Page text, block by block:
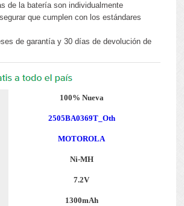
de la batería son individualmente
que cumplen con los estándares
de garantía y 30 días de devolución de
100% Nueva
2505BA0369T_Oth
MOTOROLA
Ni-MH
7.2V
1300mAh